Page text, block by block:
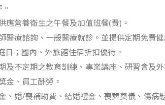
應營養衛生之午餐及加值班餐(費)。
醫療諮詢、一般醫療就診。並提供定期免費健
日；國內、外旅館住宿折扣優待。
及不定期之教育訓練、專業講座、研習會及外
金、員工酬勞。
、婚/喪補助費、結婚禮金、喪葬奠儀、傷病